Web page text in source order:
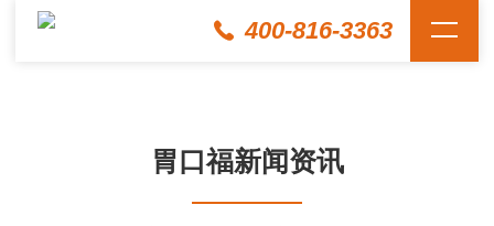
400-816-3363
胃口福新闻资讯